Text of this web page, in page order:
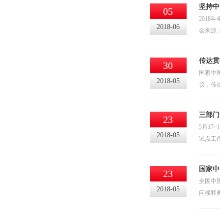
05
2018-06
坚持
2018年
会来源
30
2018-05
传达
国家中
议，传
23
2018-05
三部
5月
试点工
23
2018-05
国家
全国中
问候和